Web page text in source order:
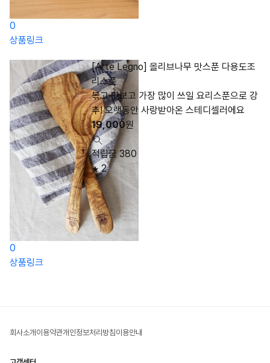
0
상품링크
0
[Arte Legno] 올리브나무 맛스푼 다용도조
리스푼
볶고 맛보고 가장 많이 쓰일 요리스푼으로 강
추! 오랫동안 사랑받아온 스테디셀러에요
19,000원
적립금 380
2
상품링크
회사소개 이용약관개인정보처리방침이용안내